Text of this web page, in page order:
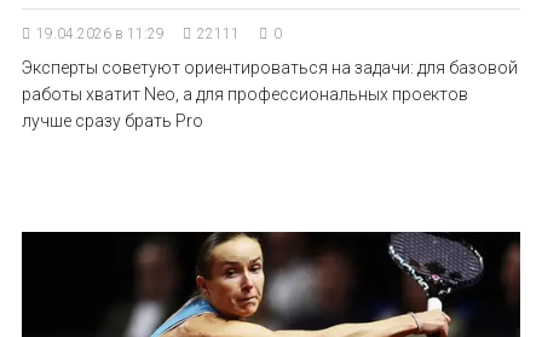
19.04.2026 в 11:29 22111 0
Эксперты советуют ориентироваться на задачи: для базовой
работы хватит Neo, а для профессиональных проектов
лучше сразу брать Pro